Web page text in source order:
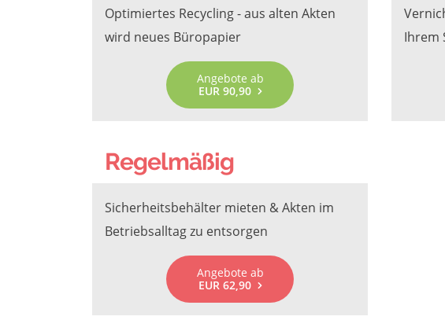
Optimiertes Recycling - aus alten Akten
wird neues Büropapier
Angebote ab
EUR 90,90
Ihrem
Regelmäßig
Sicherheitsbehälter mieten & Akten im
Betriebsalltag zu entsorgen
Angebote ab
EUR 62,90